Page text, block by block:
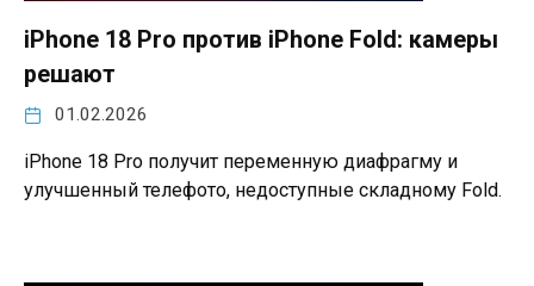
iPhone 18 Pro против iPhone Fold: камеры
решают
01.02.2026
iPhone 18 Pro получит переменную диафрагму и
улучшенный телефото, недоступные складному Fold.​